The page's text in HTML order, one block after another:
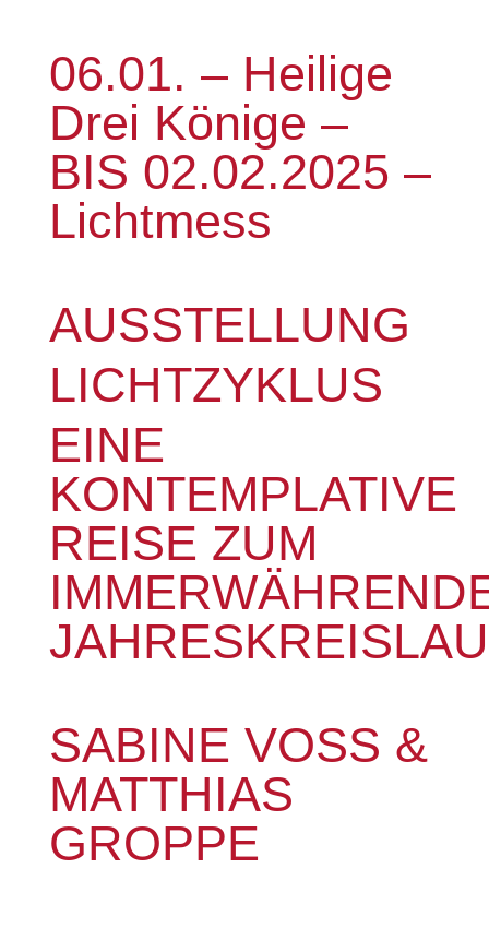
06.01. – Heilige
Drei Könige –
BIS 02.02.2025 –
Lichtmess
AUSSTELLUNG
LICHTZYKLUS
EINE
KONTEMPLATIVE
REISE ZUM
SABINE VOSS &
MATTHIAS
GROPPE